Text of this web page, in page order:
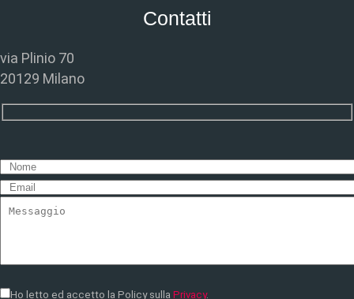
Contatti
via Plinio 70
20129 Milano
Ho letto ed accetto la Policy sulla Privacy.